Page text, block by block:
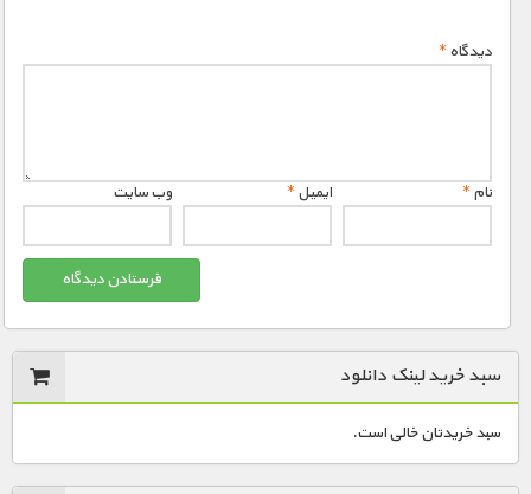
دیدگاه*
نام* ایمیل* وب‌ سایت
سبد خرید لینک دانلود
سبد خریدتان خالی است.